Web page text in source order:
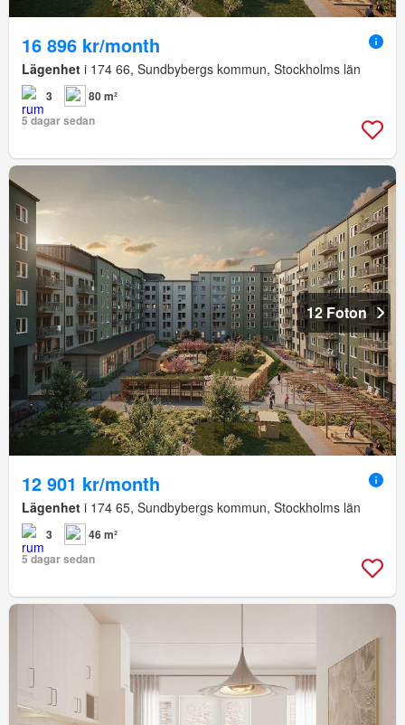
16 896 kr/month
Lägenhet i 174 66, Sundbybergs kommun, Stockholms län
3
80 m²
5 dagar sedan
12 Foton
12 901 kr/month
Lägenhet i 174 65, Sundbybergs kommun, Stockholms län
3
46 m²
5 dagar sedan